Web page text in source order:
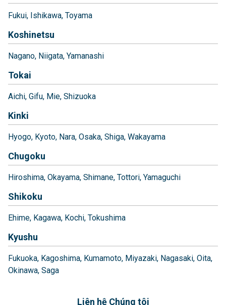
Fukui Ishikawa Toyama
Koshinetsu
Nagano Niigata Yamanashi
Tokai
Aichi Gifu Mie Shizuoka
Kinki
Hyogo Kyoto Nara Osaka Shiga Wakayama
Chugoku
Hiroshima Okayama Shimane Tottori Yamaguchi
Shikoku
Ehime Kagawa Kochi Tokushima
Kyushu
Fukuoka Kagoshima Kumamoto Miyazaki Nagasaki Oita
Okinawa Saga
Liên hệ Chúng tôi